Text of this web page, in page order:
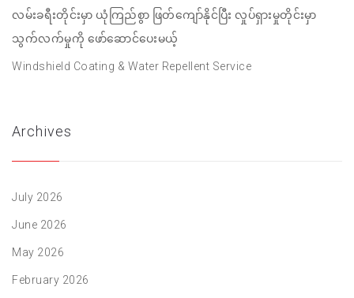
လမ်းခရီးတိုင်းမှာ ယုံကြည်စွာ ဖြတ်ကျော်နိုင်ပြီး လှုပ်ရှားမှုတိုင်းမှာ
သွက်လက်မှုကို ဖော်ဆောင်ပေးမယ့်
Windshield Coating & Water Repellent Service
Archives
July 2026
June 2026
May 2026
February 2026